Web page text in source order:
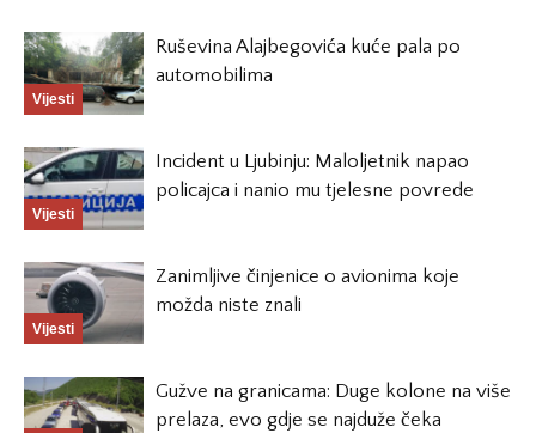
Vijesti
Ruševina Alajbegovića kuće pala po
automobilima
Vijesti
Incident u Ljubinju: Maloljetnik napao
policajca i nanio mu tjelesne povrede
Vijesti
Zanimljive činjenice o avionima koje
možda niste znali
Gužve na granicama: Duge kolone na više
prelaza, evo gdje se najduže čeka